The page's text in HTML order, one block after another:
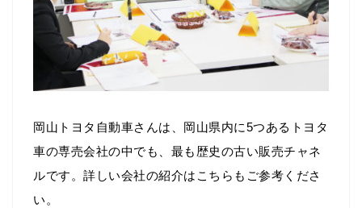
岡山トヨタ自動車さんは、岡山県内に5つあるトヨタ
車の専売会社の中でも、最も歴史の古い販売チャネ
ルです。詳しい会社の紹介はこちらもご参考くださ
い。